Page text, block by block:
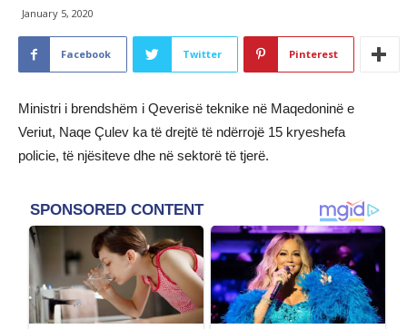
January 5, 2020
Facebook Twitter Pinterest
Ministri i brendshëm i Qeverisë teknike në Maqedoninë e
Veriut, Naqe Çulev ka të drejtë të ndërrojë 15 kryeshefa
policie, të njësiteve dhe në sektorë të tjerë.